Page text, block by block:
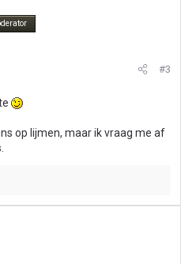
#3
op lijmen, maar ik vraag me af